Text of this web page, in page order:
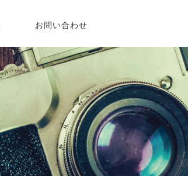
お問い合わせ